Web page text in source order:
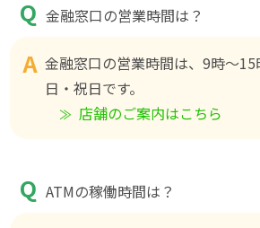
金融窓口の営業時間は？
金融窓口の営業時間は、9時～15
日・祝日です。
店舗のご案内はこちら
ATMの稼働時間は？